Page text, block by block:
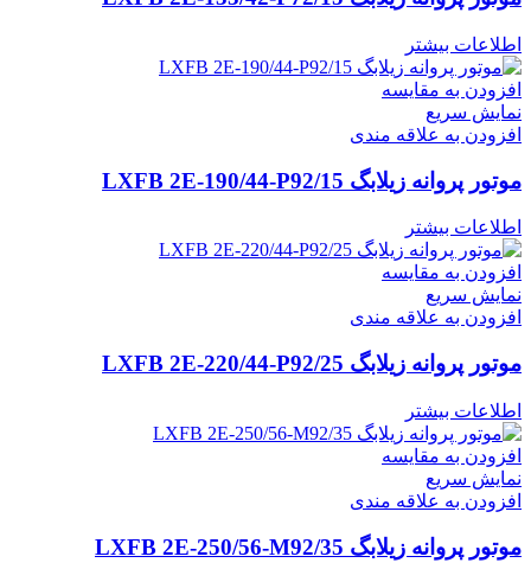
اطلاعات بیشتر
افزودن به مقایسه
نمایش سریع
افزودن به علاقه مندی
موتور پروانه زیلابگ LXFB 2E-190/44-P92/15
اطلاعات بیشتر
افزودن به مقایسه
نمایش سریع
افزودن به علاقه مندی
موتور پروانه زیلابگ LXFB 2E-220/44-P92/25
اطلاعات بیشتر
افزودن به مقایسه
نمایش سریع
افزودن به علاقه مندی
موتور پروانه زیلابگ LXFB 2E-250/56-M92/35